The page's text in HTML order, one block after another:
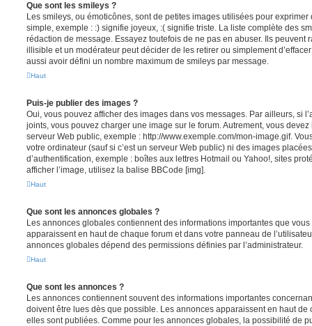
Que sont les smileys ?
Les smileys, ou émoticônes, sont de petites images utilisées pour
simple, exemple : :) signifie joyeux, :( signifie triste. La liste complète des
rédaction de message. Essayez toutefois de ne pas en abuser. Ils peuvent
illisible et un modérateur peut décider de les retirer ou simplement
aussi avoir défini un nombre maximum de smileys par message.
Haut
Puis-je publier des images ?
Oui, vous pouvez afficher des images dans vos messages. Par ailleurs, si
joints, vous pouvez charger une image sur le forum. Autrement, vous
serveur Web public, exemple : http://www.exemple.com/mon-image.gif.
votre ordinateur (sauf si c’est un serveur Web public) ni des images
d’authentification, exemple : boîtes aux lettres Hotmail ou Yahoo!, sites
afficher l’image, utilisez la balise BBCode [img].
Haut
Que sont les annonces globales ?
Les annonces globales contiennent des informations importantes que
apparaissent en haut de chaque forum et dans votre panneau de
annonces globales dépend des permissions définies par l’administrateur.
Haut
Que sont les annonces ?
Les annonces contiennent souvent des informations importantes
doivent être lues dès que possible. Les annonces apparaissent en haut
elles sont publiées. Comme pour les annonces globales, la possibilité de